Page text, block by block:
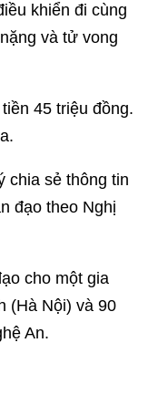
khiển đi cùng
và tử vong
45 triệu đồng.
chia sẻ thông tin
đạo theo Nghị
cho một gia
(Hà Nội) và 90
An.